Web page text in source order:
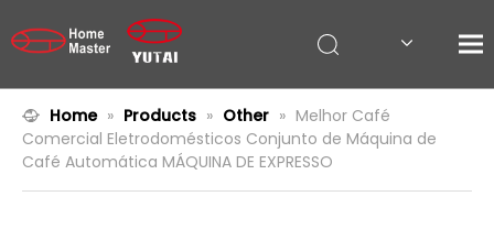
Home » Products » Other » Melhor Café
Comercial Eletrodomésticos Conjunto de Máquina de
Café Automática MÁQUINA DE EXPRESSO